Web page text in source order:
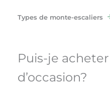
Types de monte-escaliers
Puis-je
d’occasion?